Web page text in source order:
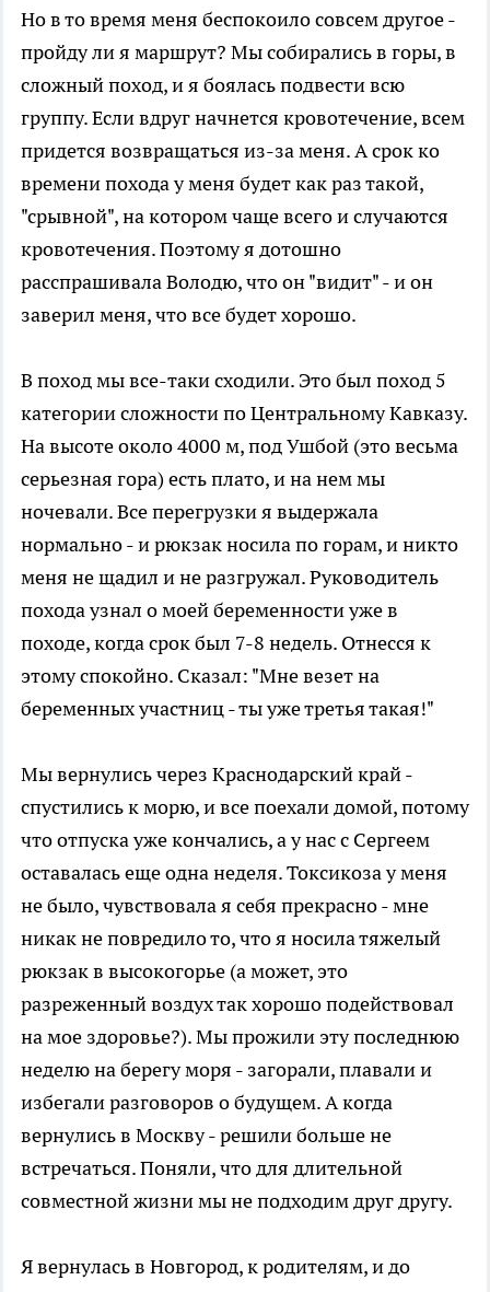
Но в то время меня беспокоило совсем другое -
пройду ли я маршрут? Мы собирались в горы, в
сложный поход, и я боялась подвести всю
группу. Если вдруг начнется кровотечение, всем
придется возвращаться из-за меня. А срок ко
времени похода у меня будет как раз такой,
"срывной", на котором чаще всего и случаются
кровотечения. Поэтому я дотошно
расспрашивала Володю, что он "видит" - и он
заверил меня, что все будет хорошо.
В поход мы все-таки сходили. Это был поход 5
категории сложности по Центральному Кавказу.
На высоте около 4000 м, под Ушбой (это весьма
серьезная гора) есть плато, и на нем мы
ночевали. Все перегрузки я выдержала
нормально - и рюкзак носила по горам, и никто
меня не щадил и не разгружал. Руководитель
похода узнал о моей беременности уже в
походе, когда срок был 7-8 недель. Отнесся к
этому спокойно. Сказал: "Мне везет на
беременных участниц - ты уже третья такая!"
Мы вернулись через Краснодарский край -
спустились к морю, и все поехали домой, потому
что отпуска уже кончались, а у нас с Сергеем
оставалась еще одна неделя. Токсикоза у меня
не было, чувствовала я себя прекрасно - мне
никак не повредило то, что я носила тяжелый
рюкзак в высокогорье (а может, это
разреженный воздух так хорошо подействовал
на мое здоровье?). Мы прожили эту последнюю
неделю на берегу моря - загорали, плавали и
избегали разговоров о будущем. А когда
вернулись в Москву - решили больше не
встречаться. Поняли, что для длительной
совместной жизни мы не подходим друг другу.
Я вернулась в Новгород, к родителям, и до